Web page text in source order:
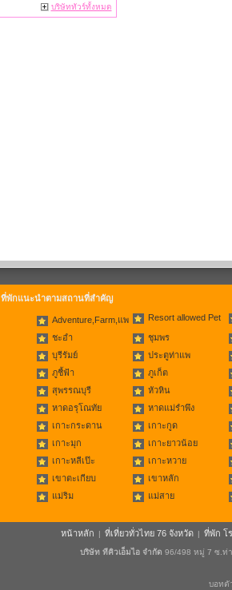
บริษัททัวร์ทั้งหมด
ที่พักแนะนำตามสถานที่สำคัญ
Adventure,Farm,แพ Resort allowed Pet
ชะอำ
ชุมพร
บุรีรัมย์
ประตูท่าแพ
ภูชี้ฟ้า
ภูเก็ต
สุพรรณบุรี
หัวหิน
หาดอรุโณทัย
หาดแม่รำพึง
เกาะกระดาน
เกาะกูด
เกาะมุก
เกาะยาวน้อย
เกาะหลีเป๊ะ
เกาะหวาย
เขาตะเกียบ
เขาหลัก
แม่ริม
แม่สาย
หน้าหลัก | ที่เที่ยวทั่วไทย 76 จังหวัด | ที่พัก โ
บริษัท ทีคิวเอ็มไอ จำกัด 96/498 หมู่ 7 ซ.ท่
บอทตั